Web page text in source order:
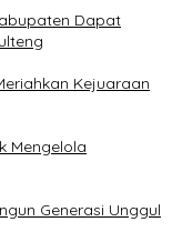
Dapat
Kejuaraan
Mengelola
Generasi Unggul